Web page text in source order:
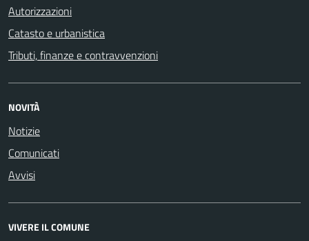
Autorizzazioni
Catasto e urbanistica
Tributi, finanze e contravvenzioni
NOVITÀ
Notizie
Comunicati
Avvisi
VIVERE IL COMUNE